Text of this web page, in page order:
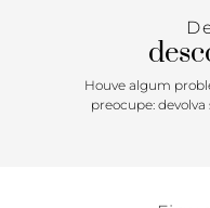
Prática é o adjetivo
sair dos seus pés! Com
Houve algum
preocupe: